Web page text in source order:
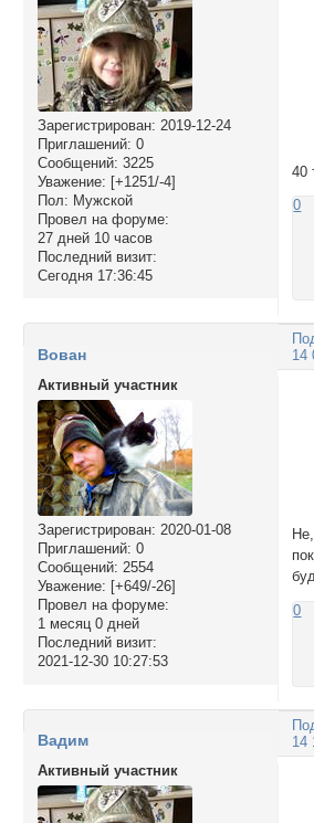
Зарегистрирован: 2019-12-24
Приглашений: 0
Сообщений: 3225
Уважение: [+1251/-4]
Пол: Мужской
Провел на форуме:
27 дней 10 часов
Последний визит:
Сегодня 17:36:45
40
0
14
Вован
Активный участник
Зарегистрирован: 2020-01-08
Приглашений: 0
Сообщений: 2554
Уважение: [+649/-26]
Провел на форуме:
1 месяц 0 дней
Последний визит:
2021-12-30 10:27:53
0
14
Вадим
Активный участник